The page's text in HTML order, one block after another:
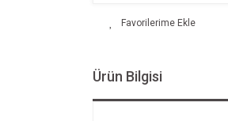
Ürün Bilgisi